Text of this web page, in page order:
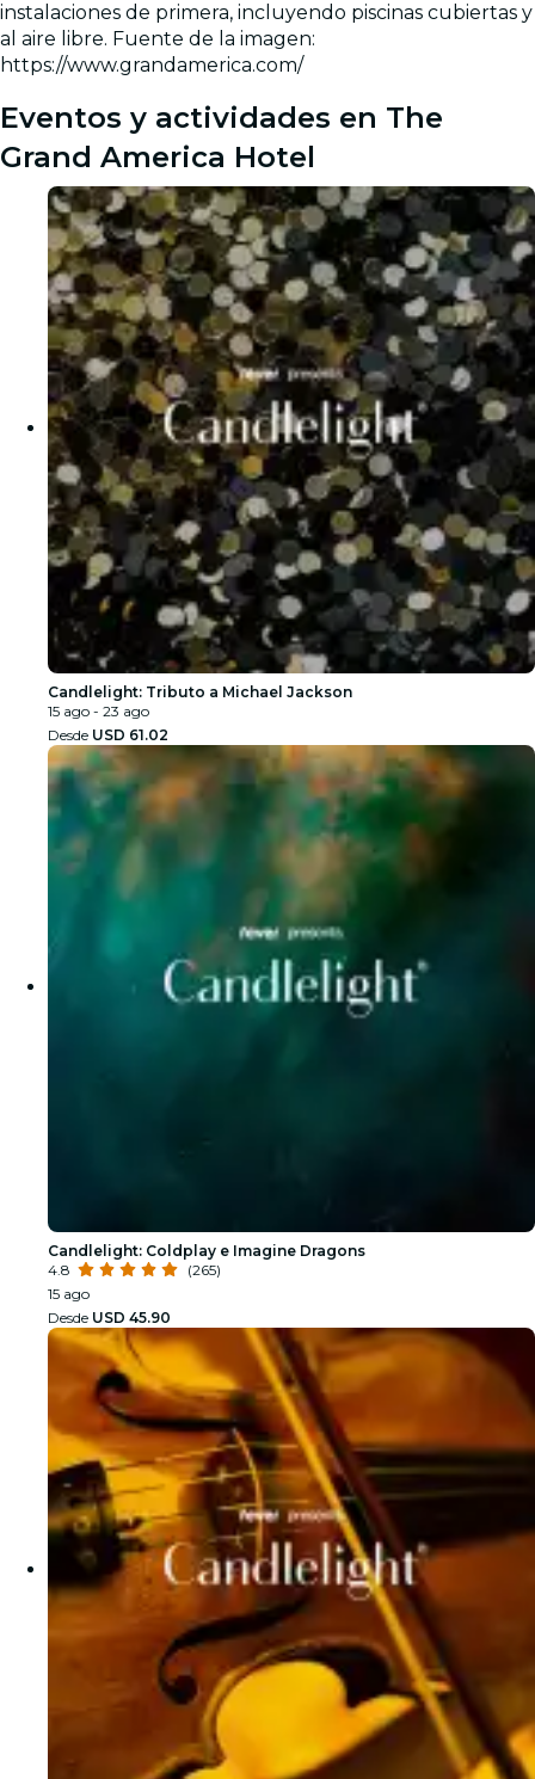
instalaciones de primera, incluyendo piscinas cubiertas y
al aire libre. Fuente de la imagen:
https://www.grandamerica.com/
Eventos y actividades en The
Grand America Hotel
Candlelight: Tributo a Michael Jackson
15 ago - 23 ago
Desde USD 61.02
Candlelight: Coldplay e Imagine Dragons
4.8
(265)
15 ago
Desde USD 45.90